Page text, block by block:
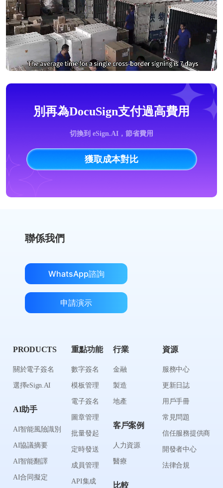
別再為DocuSign支付過高費用
切換到 eSign.AI，節省費用
獲取成本對比
聯係我們
WhatsApp諮詢
申請演示
PRODUCTS
關於電子簽名
選擇eSign.AI
AI助手
AI智能風險識別
AI協議摘要
AI智能翻譯
AI合同擬定
重點功能
數字簽名
模板管理
電子簽名
圖章管理
批量發起
定時發送
成員管理
API集成
行業
金融
製造
地產
客戶案例
人力資源
醫療
比較
資源
服務中心
更新日誌
用戶手冊
常見問題
信任服務提供商
開發者中心
法律合規